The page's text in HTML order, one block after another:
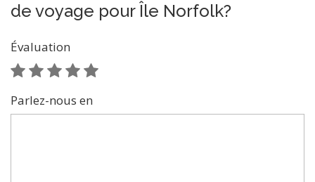
de voyage pour Île Norfolk?
Évaluation
Parlez-nous en